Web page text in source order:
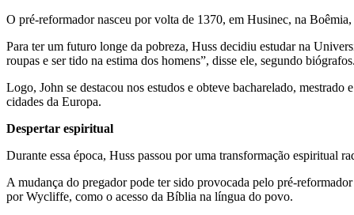
O pré-reformador nasceu por volta de 1370, em Husinec, na
Para ter um futuro longe da pobreza, Huss decidiu estudar na
roupas e ser tido na estima dos homens”, disse ele, segundo biógrafos.
Logo, John se destacou nos estudos e obteve bacharelado,
cidades da Europa.
Despertar espiritual
Durante essa época, Huss passou por uma transformação espiritual
A mudança do pregador pode ter sido provocada pelo pré-
por Wycliffe, como o acesso da Bíblia na língua do povo.